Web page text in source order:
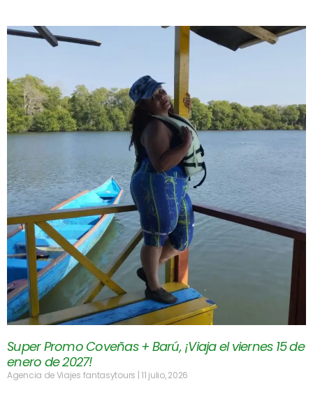
Super Promo Coveñas + Barú, ¡Viaja el viernes 15 de
enero de 2027!
Agencia de Viajes fantasytours 11 julio, 2026